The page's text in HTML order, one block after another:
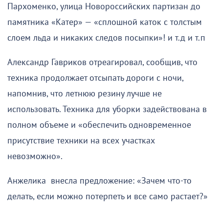
Пархоменко, улица Новороссийских партизан до
памятника «Катер» — «сплошной каток с толстым
слоем льда и никаких следов посыпки»! и т.д и т.п
Александр Гавриков отреагировал, сообщив, что
техника продолжает отсыпать дороги с ночи,
напомнив, что летнюю резину лучше не
использовать. Техника для уборки задействована в
полном объеме и «обеспечить одновременное
присутствие техники на всех участках
невозможно».
Анжелика внесла предложение: «Зачем что-то
делать, если можно потерпеть и все само растает?»